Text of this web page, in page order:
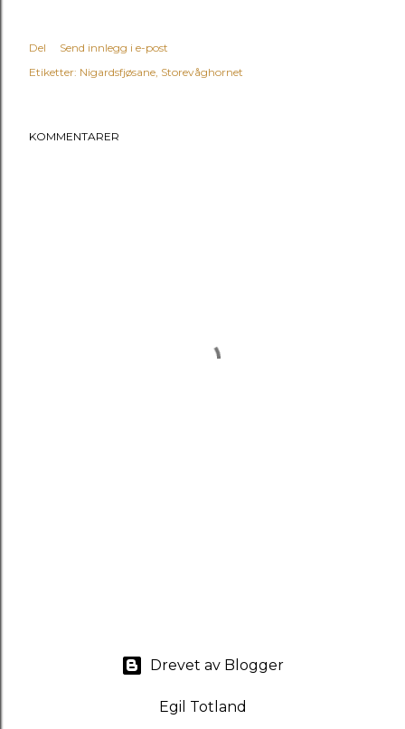
Del
Send innlegg i e-post
Etiketter: Nigardsfjøsane Storevåghornet
KOMMENTARER
Drevet av Blogger
Egil Totland